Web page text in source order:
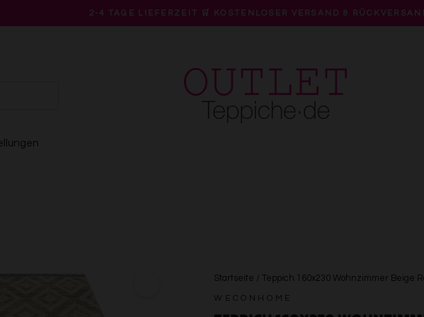
Pause
2-4 TAGE LIEFERZEIT 🛒 KOSTENLOSER VERSAND &
Startseite / Teppich 160x230 Wohnzimmer Beige
WECONHOME